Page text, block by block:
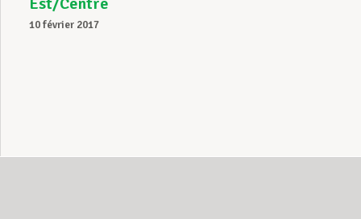
10 février 2017